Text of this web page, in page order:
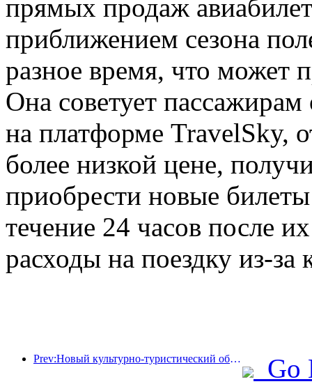
прямых продаж
приближением сезона
разное время, что может
Она советует
на платформе TravelSky,
более низкой цене,
приобрести новые
течение 24 часов после
расходы на поездку из-за
Prev:Новый культурно-туристический объект в центре Пекина, парк «Пиннакл», официально откроется в этом году.
Go